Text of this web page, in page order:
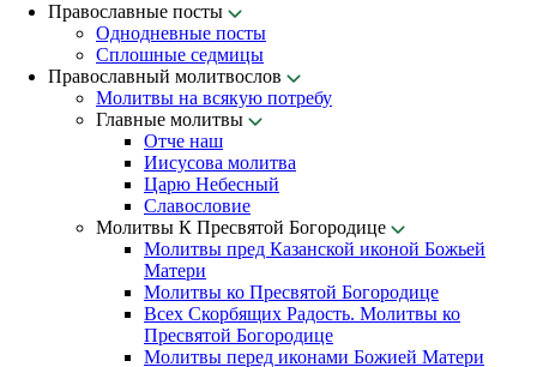
Православные посты
Однодневные посты
Сплошные седмицы
Православный молитвослов
Молитвы на всякую потребу
Главные молитвы
Отче наш
Иисусова молитва
Царю Небесный
Славословие
Молитвы К Пресвятой Богородице
Молитвы пред Казанской иконой Божьей
Матери
Молитвы ко Пресвятой Богородице
Всех Скорбящих Радость. Молитвы ко
Пресвятой Богородице
Молитвы перед иконами Божией Матери